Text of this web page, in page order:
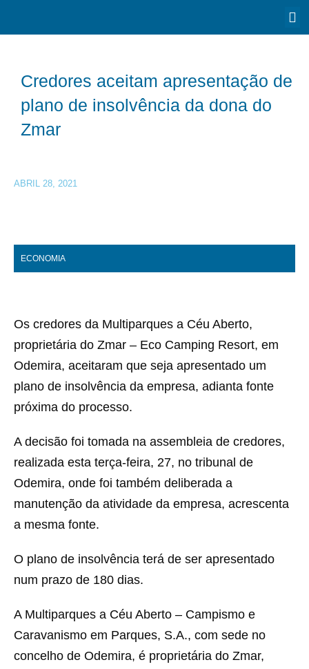
Credores aceitam apresentação de
plano de insolvência da dona do
Zmar
ABRIL 28, 2021
ECONOMIA
Os credores da Multiparques a Céu Aberto,
proprietária do Zmar – Eco Camping Resort, em
Odemira, aceitaram que seja apresentado um
plano de insolvência da empresa, adianta fonte
próxima do processo.
A decisão foi tomada na assembleia de credores,
realizada esta terça-feira, 27, no tribunal de
Odemira, onde foi também deliberada a
manutenção da atividade da empresa, acrescenta
a mesma fonte.
O plano de insolvência terá de ser apresentado
num prazo de 180 dias.
A Multiparques a Céu Aberto – Campismo e
Caravanismo em Parques, S.A., com sede no
concelho de Odemira, é proprietária do Zmar,